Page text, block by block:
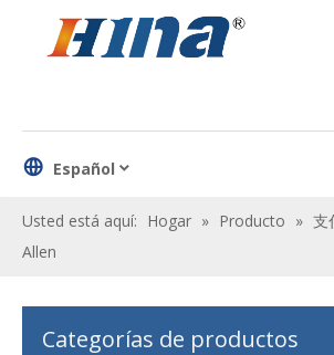
Español
Usted está aquí: Hogar » Producto » 支
Allen
Categorías de productos